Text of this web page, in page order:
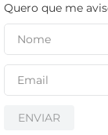
Quero que me
ENVIAR
cerveja